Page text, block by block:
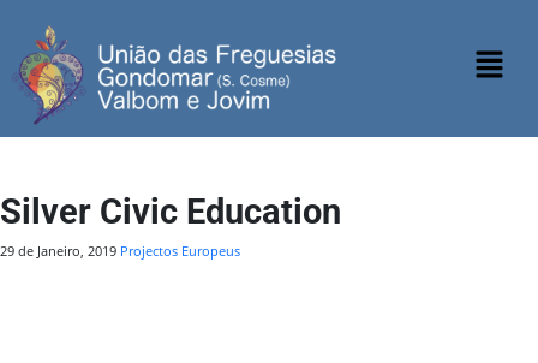
Silver Civic Education
29 de Janeiro, 2019 Projectos Europeus